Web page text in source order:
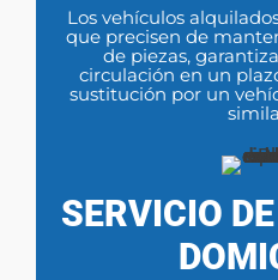
Los vehículos
que precisen de
de piezas,
circulación en un
sustitución por un
SERVICIO